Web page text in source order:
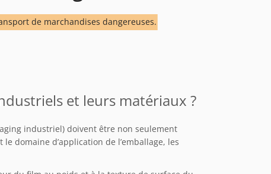
de marchandises dangereuses.
et leurs matériaux ?
industriel) doivent être non seulement
domaine d’application de l’emballage, les